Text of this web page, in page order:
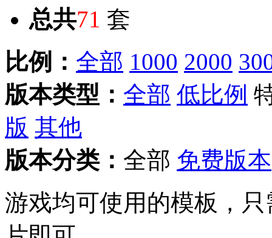
总共71 套
比例： 全部 1000 2000
版本类型： 全部 低比例
版 其他
版本分类： 全部 免费版本
游戏均可使用的模板，